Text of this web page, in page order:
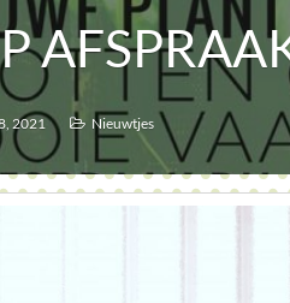
2021 Nieuwtjes